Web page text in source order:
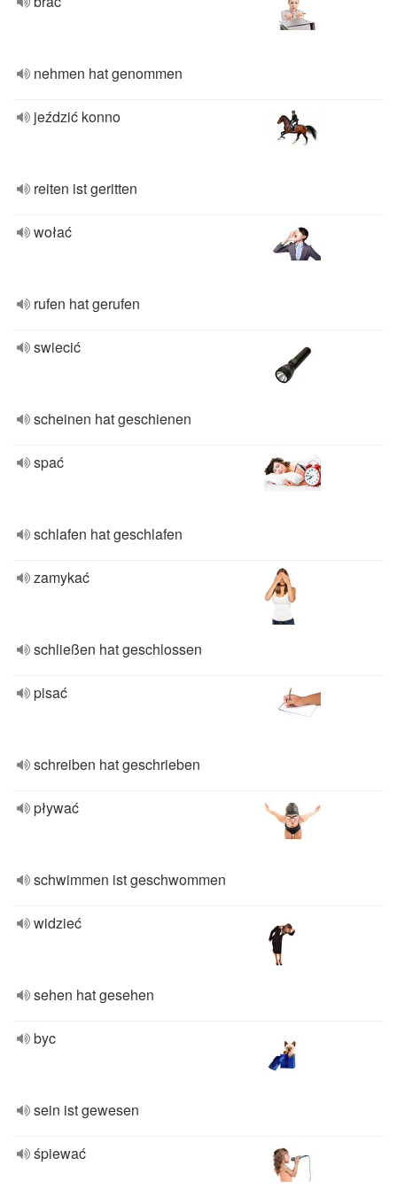
nehmen hat genommen
jeździć konno
reiten ist geritten
wołać
rufen hat gerufen
swiecić
scheinen hat geschienen
spać
schlafen hat geschlafen
zamykać
schließen hat geschlossen
pisać
schreiben hat geschrieben
pływać
schwimmen ist geschwommen
widzieć
sehen hat gesehen
byc
sein ist gewesen
śpiewać